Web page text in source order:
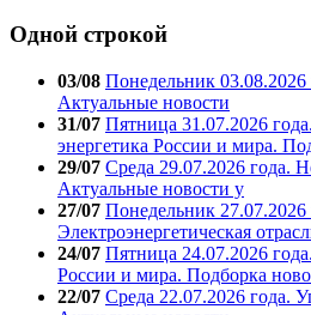
Одной строкой
03/08 Понедельник 03.08.2026
Актуальные новости
31/07 Пятница 31.07.2026
энергетика России и мира.
29/07 Среда 29.07.2026 года.
Актуальные новости у
27/07 Понедельник 27.07.2026
Электроэнергетическая
24/07 Пятница 24.07.2026
России и мира. Подборка
22/07 Среда 22.07.2026 года.